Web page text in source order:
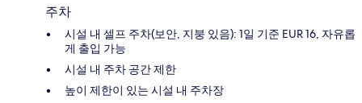
주차
시설 내 셀프 주차(보안, 지붕 있음): 1일 기준 EUR 16, 자유롭
게 출입 가능
시설 내 주차 공간 제한
높이 제한이 있는 시설 내 주차장